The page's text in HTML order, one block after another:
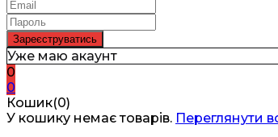
Уже маю акаунт
0
0
Кошик(0)
У кошику немає товарів. Переглянути